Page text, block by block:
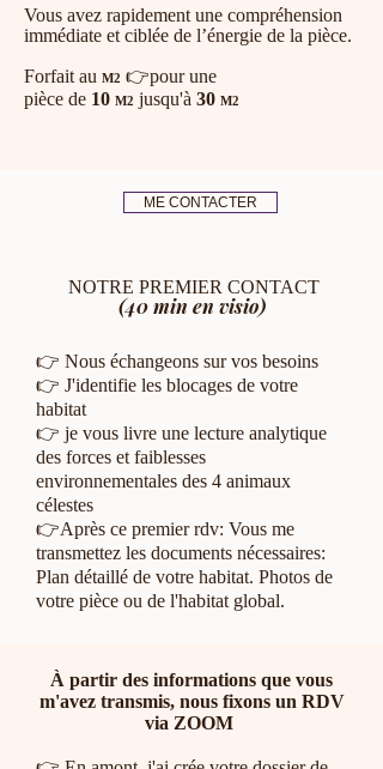
Vous avez rapidement une compréhension
immédiate et ciblée de l’énergie de la pièce.​
Forfait au M2 👉pour une
pièce de 10 M2 jusqu'à 30 M2
ME CONTACTER
NOTRE PREMIER CONTACT
(40 min en visio)​
👉 Nous échangeons sur vos besoins
👉 J'identifie les blocages de votre
habitat
👉 je vous livre une lecture analytique
des forces et faiblesses
environnementales des 4 animaux
célestes
👉Après ce premier rdv: Vous me
transmettez les documents nécessaires:
Plan détaillé de votre habitat. Photos de
votre pièce ou de l'habitatglobal.
​​​À partir des informations que vous
m'avez transmis, nous fixons un RDV
via ZOOM